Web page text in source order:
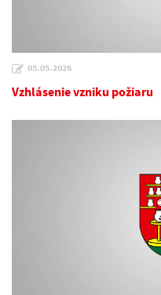
05.05.2026
Vzhlásenie vzniku požiaru